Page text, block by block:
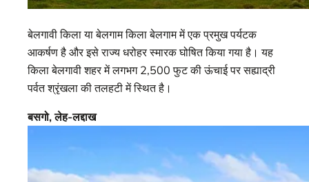
बेलगावी किला या बेलगाम किला बेलगाम में एक प्रमुख पर्यटक
आकर्षण है और इसे राज्य धरोहर स्मारक घोषित किया गया है। यह
किला बेलगावी शहर में लगभग 2,500 फुट की ऊंचाई पर सह्याद्री
पर्वत श्रृंखला की तलहटी में स्थित है।
बसगो, लेह-लद्दाख